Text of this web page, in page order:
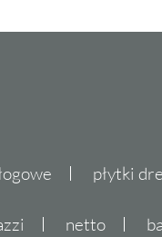
płytki
netto